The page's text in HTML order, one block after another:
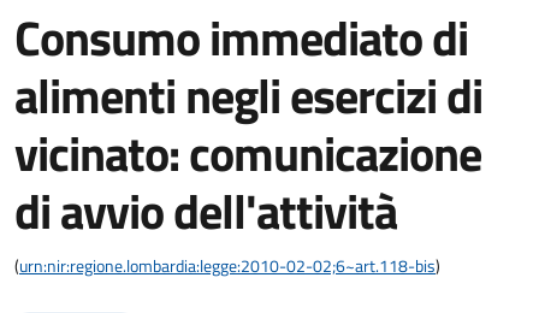
Consumo immediato di
alimenti negli esercizi di
vicinato: comunicazione
di avvio dell'attività
(urn:nir:regione.lombardia:legge:2010-02-02;6~art.118-bis)